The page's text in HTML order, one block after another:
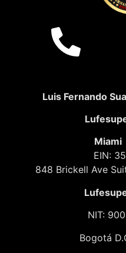
Luis Fernando
Miami
EIN:
848 Brickell Ave
NIT:
Bogotá